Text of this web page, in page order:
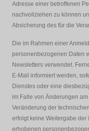
Adresse einer betroffenen
nachvollziehen zu können
Absicherung des für die
Die im Rahmen einer
personenbezogenen Daten
Newsletters verwendet.
E-Mail informiert werden,
Dienstes oder eine
im Falle von Änderungen
Veränderung der
erfolgt keine Weitergabe
erhobenen